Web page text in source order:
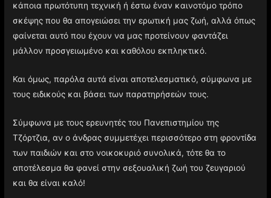
κάποια πρωτότυπη τεχνική ή έστω έναν καινοτόμο τρόπο
σκέψης που θα απογειώσει την ερωτική μας ζωή, αλλά όπως
φαίνεται αυτό που έχουν να μας προτείνουν φαντάζει
μάλλον προσγειωμένο και καθόλου εκπληκτικό.
Και όμως, παρόλα αυτά είναι αποτελεσματικό, σύμφωνα με
τους ειδικούς και βάσει των παρατηρήσεών τους.
Σύμφωνα με τους ερευνητές του Πανεπιστημίου της
Τζόρτζια, αν ο άνδρας συμμετέχει περισσότερο στη φροντίδα
των παιδιών και στο νοικοκυριό συνολικά, τότε θα το
αποτέλεσμα θα φανεί στην σεξουαλική ζωή του ζευγαριού
και θα είναι καλό!